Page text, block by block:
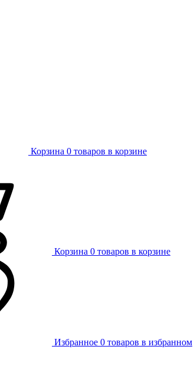
Корзина 0 товаров в корзине
Корзина 0 товаров в корзине
Избранное 0 товаров в избранном